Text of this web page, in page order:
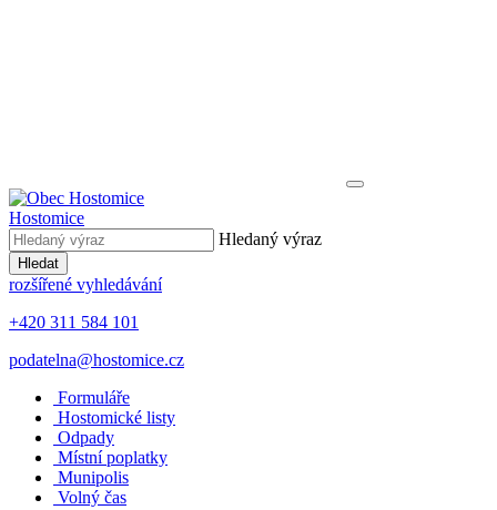
Hostomice
Hledaný výraz
Hledat
rozšířené vyhledávání
+420 311 584 101
podatelna@hostomice.cz
Formuláře
Hostomické listy
Odpady
Místní poplatky
Munipolis
Volný čas